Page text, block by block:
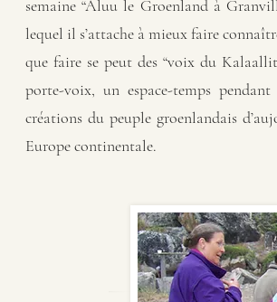
semaine “Aluu le Groenland à
lequel il s’attache à mieux faire
que faire se peut des “voix du
porte-voix, un espace-temps
créations du peuple groenlandais
Europe continentale.